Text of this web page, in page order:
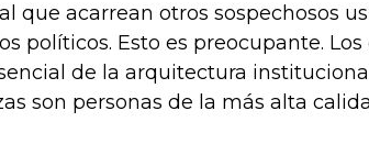
que acarrean otros sospechosos
políticos. Esto es preocupante. Los
de la arquitectura institucional
son personas de la más alta